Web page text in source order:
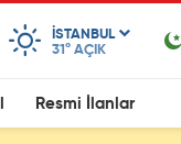
ISTANBUL
31° AÇIK
Resmi İlanlar